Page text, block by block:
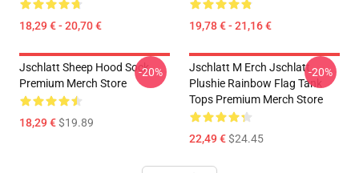
18,29 € - 20,70 € 19,78 € - 21,16 €
Jschlatt Sheep Hood Sock
Premium Merch Store
18,29 €$19.89
-20%
Jschlatt M Erch Jschlatt
Plushie Rainbow Flag Tank
Tops Premium Merch Store
22,49 €$24.45
-20%